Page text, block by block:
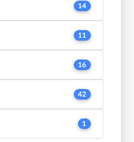
14
11
16
42
1